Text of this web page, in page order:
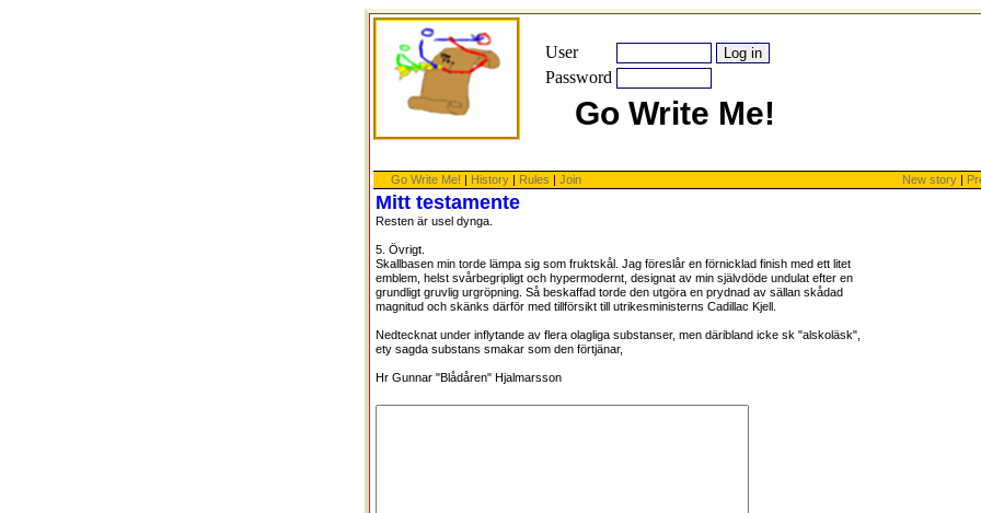
User
Password
Go Write Me!
Go Write Me! | History | Rules | Join New story |
Mitt testamente
Resten är usel dynga.
5. Övrigt.
Skallbasen min torde lämpa sig som fruktskål. Jag föreslår en förnicklad finish med ett litet
emblem, helst svårbegripligt och hypermodernt, designat av min självdöde undulat efter en
grundligt gruvlig urgröpning. Så beskaffad torde den utgöra en prydnad av sällan skådad
magnitud och skänks därför med tillförsikt till utrikesministerns Cadillac Kjell.
Nedtecknat under inflytande av flera olagliga substanser, men däribland icke sk "alskoläsk",
ety sagda substans smakar som den förtjänar,
Hr Gunnar "Blådåren" Hjalmarsson